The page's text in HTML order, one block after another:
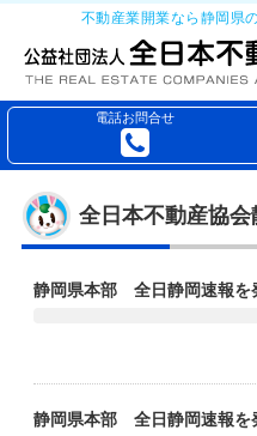
不動産業開業なら静岡県
電話お問合せ
全日本不動産協
静岡県本部 全日静岡速報を
静岡県本部 全日静岡速報を